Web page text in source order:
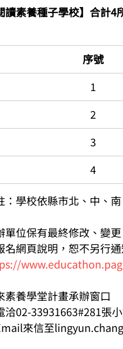
讀素養種子學校】合計4
序號
1
2
3
4
：學校依縣市北、中、
單位保有最終修改、變
名網頁說明，恕不另行
素養學堂計畫承辦窗口
洽02-33931663#281張
來信至